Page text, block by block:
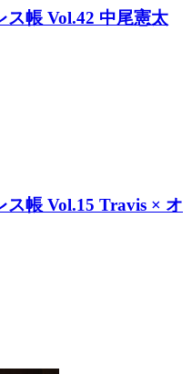
帳 Vol.42 中尾憲太
帳 Vol.15 Travis × オ